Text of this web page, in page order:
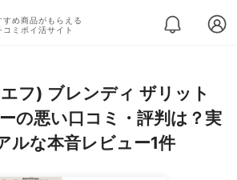
すめ商品がもらえる
コミポイ活サイト
フ) ブレンディ ザリット
の悪い口コミ・評判は？実
ルな本音レビュー1件